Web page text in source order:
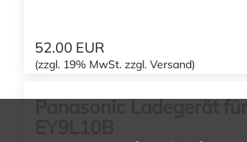
52.00 EUR
(zzgl. 19% MwSt. zzgl. Versand)
EY8L0319FA32
Panasonic Ladegerät